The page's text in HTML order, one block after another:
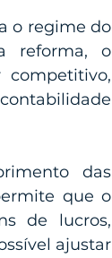
o regime do
reforma, o
competitivo,
das
que o
de lucros,
ajustar